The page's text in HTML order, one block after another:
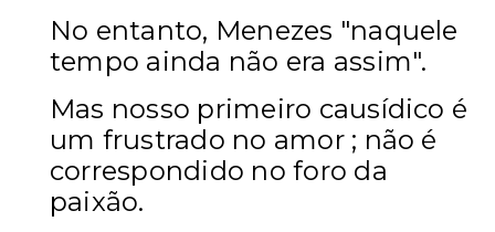
No entanto, Menezes "naquele
tempo ainda não era assim".
Mas nosso primeiro causídico é
um frustrado no amor ; não é
correspondido no foro da
paixão.